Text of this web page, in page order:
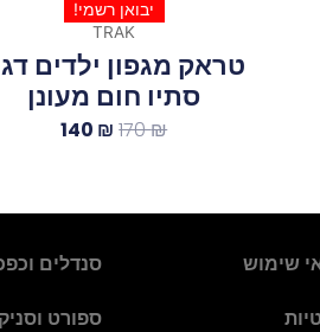
יבואן רשמי!
TRAK
טראק מגפון ילדים
סתיו חום מעונן
170₪
140 ₪
שימוש סנדלים
ספורט